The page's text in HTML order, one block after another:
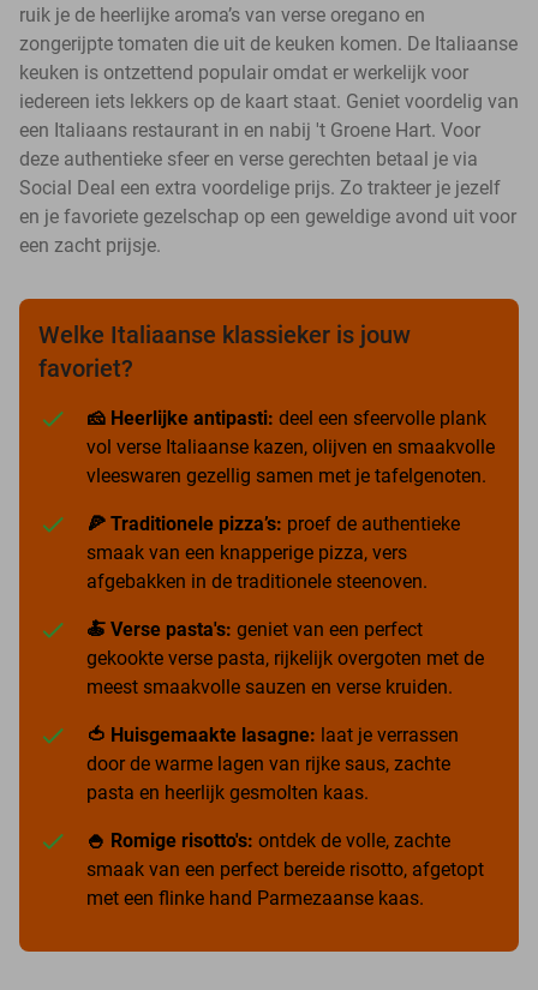
ruik je de heerlijke aroma’s van verse oregano en
zongerijpte tomaten die uit de keuken komen. De Italiaanse
keuken is ontzettend populair omdat er werkelijk voor
iedereen iets lekkers op de kaart staat. Geniet voordelig van
een Italiaans restaurant in en nabij 't Groene Hart. Voor
deze authentieke sfeer en verse gerechten betaal je via
Social Deal een extra voordelige prijs. Zo trakteer je jezelf
en je favoriete gezelschap op een geweldige avond uit voor
een zacht prijsje.
Welke Italiaanse klassieker is jouw
favoriet?
🧀 Heerlijke antipasti: deel een sfeervolle plank
vol verse Italiaanse kazen, olijven en smaakvolle
vleeswaren gezellig samen met je tafelgenoten.
🍕 Traditionele pizza’s: proef de authentieke
smaak van een knapperige pizza, vers
afgebakken in de traditionele steenoven.
🍝 Verse pasta's: geniet van een perfect
gekookte verse pasta, rijkelijk overgoten met de
meest smaakvolle sauzen en verse kruiden.
🍅 Huisgemaakte lasagne: laat je verrassen
door de warme lagen van rijke saus, zachte
pasta en heerlijk gesmolten kaas.
🍚 Romige risotto's: ontdek de volle, zachte
smaak van een perfect bereide risotto, afgetopt
met een flinke hand Parmezaanse kaas.